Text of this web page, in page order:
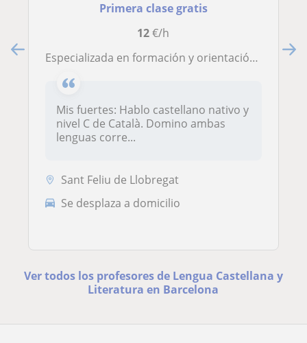
Primera clase gratis
12€/h
Especializada en formación y orientación laboral doy clases a estudiantes y adultos solicitantes de empleo
Mis fuertes: Hablo castellano nativo y
nivel C de Català. Domino ambas
lenguas corre...
Sant Feliu de Llobregat
Se desplaza a domicilio
Ver todos los profesores de Lengua Castellana y
Literatura en Barcelona